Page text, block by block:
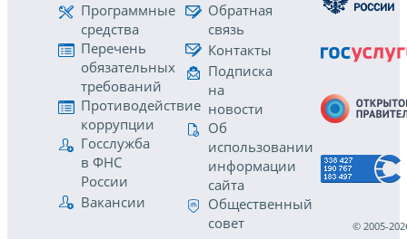
Программные
средства
Перечень
обязательных
требований
Противодействие
коррупции
Госслужба
в ФНС
России
Вакансии
Обратная
связь
Контакты
Подписка
на
новости
Об
использовании
информации
сайта
Общественный
совет
© 2005-